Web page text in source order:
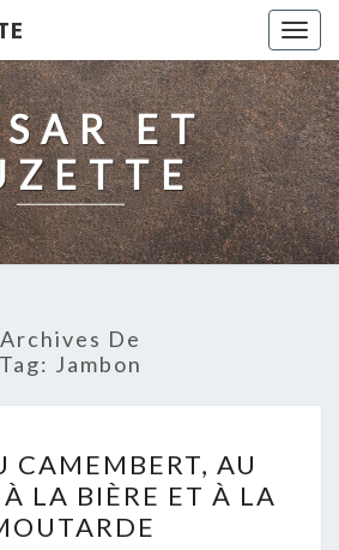
ET
Archives De
Tag: Jambon
AU
CAMEMBERT,
AU
CAMEMBERT, AU
LA BIÈRE ET À LA